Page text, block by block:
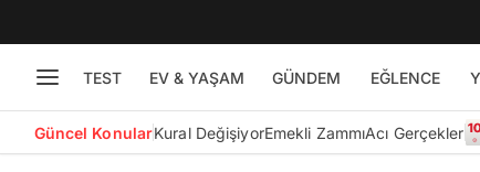
TEST EV & YAŞAM GÜNDEM EĞLENCE
Güncel KonularKural DeğişiyorEmekli ZammıAcı Gerçekler